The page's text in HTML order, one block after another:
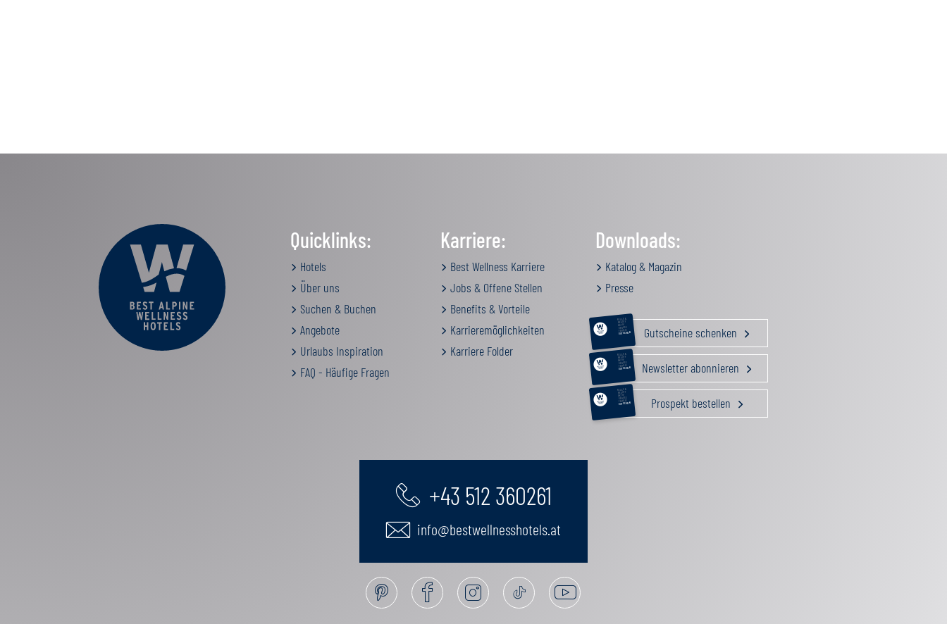
Quicklinks:
Hotels
Über uns
Suchen & Buchen
Angebote
Urlaubs Inspiration
FAQ - Häufige Fragen
Karriere:
Best Wellness Karriere
Jobs & Offene Stellen
Benefits & Vorteile
Karrieremöglichkeiten
Karriere Folder
Downloads:
Katalog & Magazin
Presse
RELAX &
BEAUTY
AKTIV
GENUSS
FAMILIE
GUTSCHEIN Gutscheine schenken
RELAX &
BEAUTY
AKTIV
GENUSS
FAMILIE
GUTSCHEIN Newsletter abonnieren
RELAX &
BEAUTY
AKTIV
GENUSS
FAMILIE
GUTSCHEIN Prospekt bestellen
+43 512 360261
info@bestwellnesshotels.at